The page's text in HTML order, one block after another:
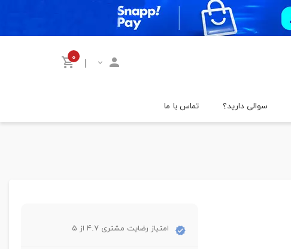
| ۰
سوالی دارید؟ تماس با ما
امتیاز رضایت مشتری ۴.۷ از ۵